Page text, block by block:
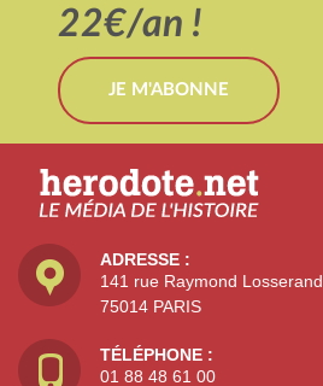
22€/an !
JE M'ABONNE
ADRESSE :
141 rue Raymond Losserand
75014 PARIS
TÉLÉPHONE :
01 88 48 61 00